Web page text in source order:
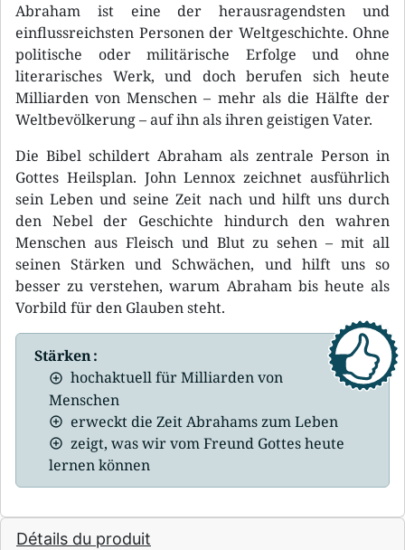
Abraham ist eine der herausragendsten und
einflussreichsten Personen der Weltgeschichte. Ohne
politische oder militärische Erfolge und ohne
literarisches Werk, und doch berufen sich heute
Milliarden von Menschen – mehr als die Hälfte der
Weltbevölkerung – auf ihn als ihren geistigen Vater.
Die Bibel schildert Abraham als zentrale Person in
Gottes Heilsplan. John Lennox zeichnet ausführlich
sein Leben und seine Zeit nach und hilft uns durch
den Nebel der Geschichte hindurch den wahren
Menschen aus Fleisch und Blut zu sehen – mit all
seinen Stärken und Schwächen, und hilft uns so
besser zu verstehen, warum Abraham bis heute als
Vorbild für den Glauben steht.
Stärken :
hochaktuell für Milliarden von
Menschen
erweckt die Zeit Abrahams zum Leben
zeigt, was wir vom Freund Gottes heute
lernen können
Détails du produit